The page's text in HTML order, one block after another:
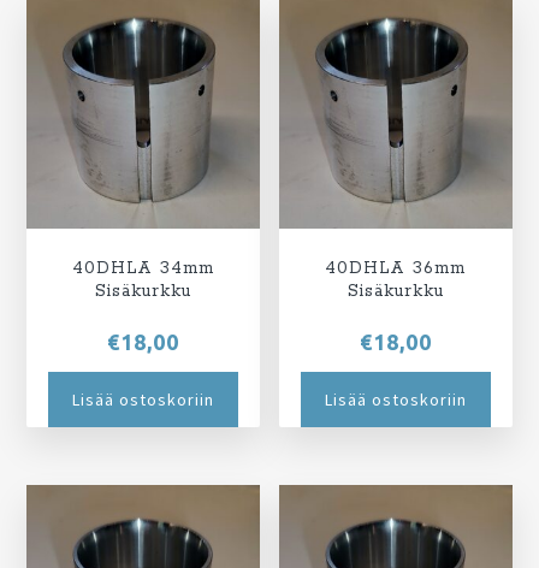
40DHLA 34mm
Sisäkurkku
€18,00
Lisää ostoskoriin
40DHLA 36mm
Sisäkurkku
€18,00
Lisää ostoskoriin